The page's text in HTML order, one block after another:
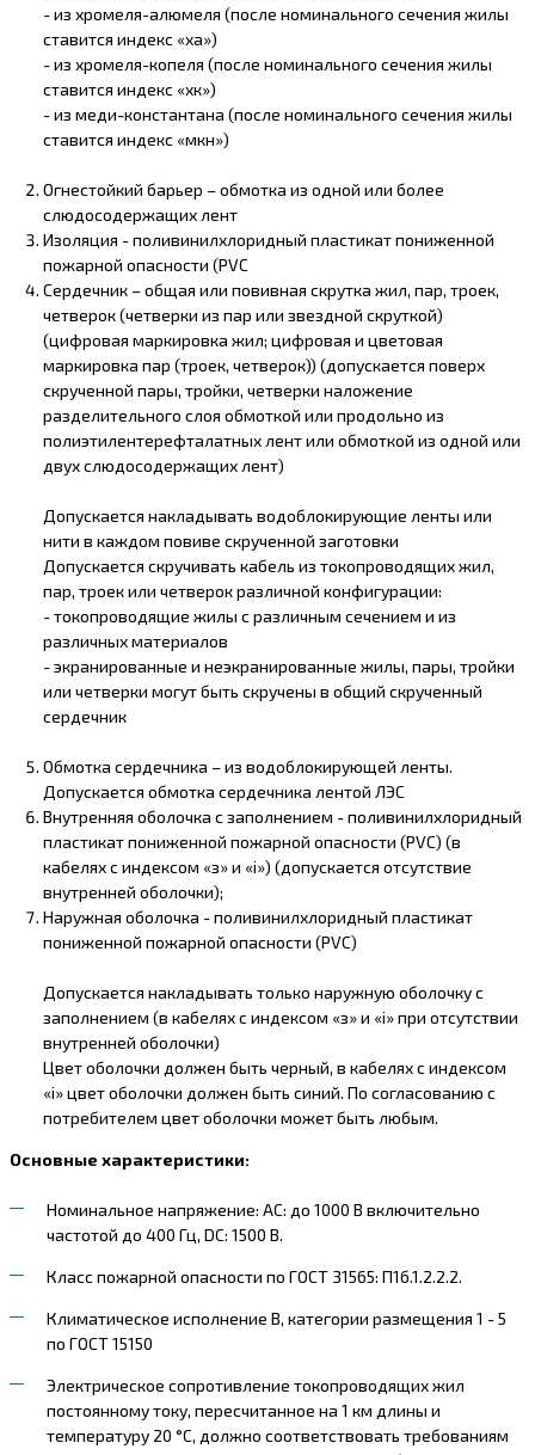
- из хромеля-алюмеля (после номинального сечения жилы
ставится индекс «ха»)
- из хромеля-копеля (после номинального сечения жилы
ставится индекс «хк»)
- из меди-константана (после номинального сечения жилы
ставится индекс «мкн»)
Огнестойкий барьер – обмотка из одной или более
слюдосодержащих лент
Изоляция - поливинилхлоридный пластикат пониженной
пожарной опасности (PVC
Сердечник – общая или повивная скрутка жил, пар, троек,
четверок (четверки из пар или звездной скруткой)
(цифровая маркировка жил; цифровая и цветовая
маркировка пар (троек, четверок)) (допускается поверх
скрученной пары, тройки, четверки наложение
разделительного слоя обмоткой или продольно из
полиэтилентерефталатных лент или обмоткой из одной или
двух слюдосодержащих лент)
Допускается накладывать водоблокирующие ленты или
нити в каждом повиве скрученной заготовки
Допускается скручивать кабель из токопроводящих жил,
пар, троек или четверок различной конфигурации:
- токопроводящие жилы с различным сечением и из
различных материалов
- экранированные и неэкранированные жилы, пары, тройки
или четверки могут быть скручены в общий скрученный
сердечник
Обмотка сердечника – из водоблокирующей ленты.
Допускается обмотка сердечника лентой ЛЭС
Внутренняя оболочка с заполнением - поливинилхлоридный
пластикат пониженной пожарной опасности (PVC) (в
кабелях с индексом «з» и «i») (допускается отсутствие
внутренней оболочки);
Наружная оболочка - поливинилхлоридный пластикат
пониженной пожарной опасности (PVC)
Допускается накладывать только наружную оболочку с
заполнением (в кабелях с индексом «з» и «i» при отсутствии
внутренней оболочки)
Цвет оболочки должен быть черный, в кабелях с индексом
«i» цвет оболочки должен быть синий. По согласованию с
потребителем цвет оболочки может быть любым.
Основные характеристики:
Номинальное напряжение: AC: до 1000 В включительно
частотой до 400 Гц, DC: 1500 В.
Класс пожарной опасности по ГОСТ 31565: П1б.1.2.2.2.
Климатическое исполнение В, категории размещения 1 - 5
по ГОСТ 15150
Электрическое сопротивление токопроводящих жил
постоянному току, пересчитанное на 1 км длины и
температуру 20 °С, должно соответствовать требованиям